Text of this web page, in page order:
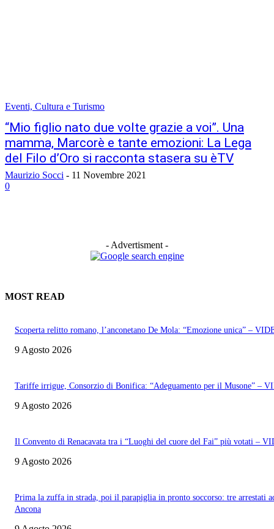
Eventi, Cultura e Turismo
“Mio figlio nato due volte grazie a voi”. Una
mamma, Marcorè e tante emozioni: La Lega
del Filo d’Oro si racconta stasera su èTV
Maurizio Socci - 11 Novembre 2021
0
- Advertisment -
MOST READ
Scoperta relitto romano, l’anconetano De Mola: “Emozione unica” –
9 Agosto 2026
Tariffe irrigue, Consorzio di Bonifica: “Adeguamento per il Musone” –
9 Agosto 2026
Il Convento di Renacavata tra i “Luoghi del cuore del Fai” più votati –
9 Agosto 2026
Prima la zuffa in strada, poi il parapiglia in pronto soccorso: tre arrestati
Ancona